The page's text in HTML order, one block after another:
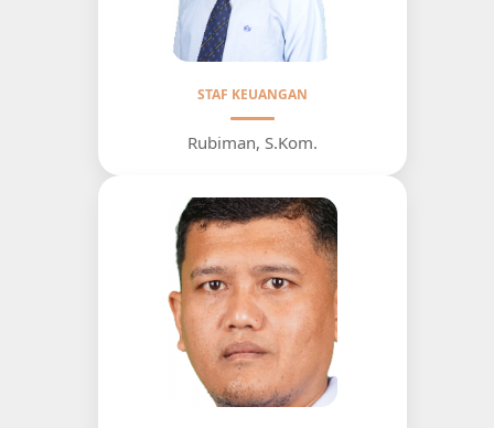
STAF KEUANGAN
Rubiman, S.Kom.